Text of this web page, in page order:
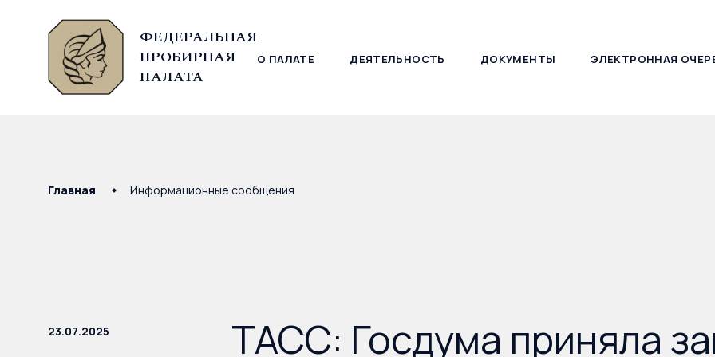
ФЕДЕРАЛЬНАЯ
ПРОБИРНАЯ
ПАЛАТА
О ПАЛАТЕ ДЕЯТЕЛЬНОСТЬ ДОКУМЕНТЫ ЭЛЕКТРОННАЯ
© Федеральная пробирная палата, 2026
Главная Информационные сообщения
23.07.2025 ТАСС: Госдума приняла